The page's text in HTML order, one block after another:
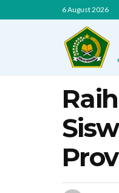
6 August 2026